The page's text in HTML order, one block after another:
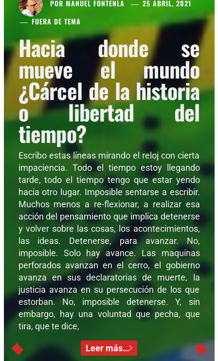
POR MANUEL FONTENLA
25 ABRIL, 2021
FUERA DE TEMA
Hacia donde se
mueve el mundo
¿Cárcel de la historia
o libertad del
tiempo?
Escribo estas líneas mirando el reloj con cierta
impaciencia. Todo el tiempo estoy llegando
tarde, todo el tiempo tengo que estar yendo
hacia otro lugar. Imposible sentarse a escribir.
Muchos menos a re-flexionar, a realizar esa
acción del pensamiento que implica detenerse
y volver sobre las cosas, los acontecimientos,
las ideas. Detenerse, para avanzar. No,
imposible. Solo hay avance. Las maquinas
perforados avanzan en el cerro, el gobierno
avanza en sus declaratorias de muerte, la
justicia avanza en su persecución de los que
estorban. No, imposible detenerse. Y, sin
embargo, hay una voluntad que pecha, que
tira, que te dice,
Leer más…